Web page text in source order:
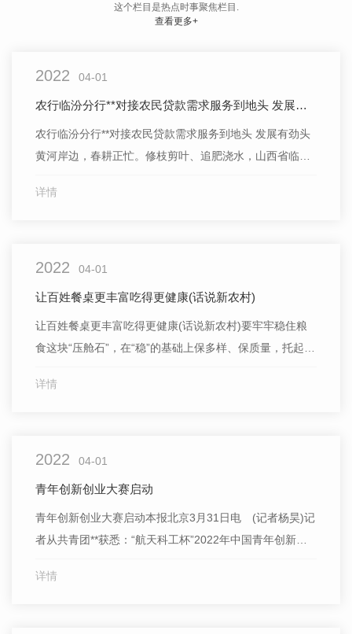
这个栏目是热点时事聚焦栏目.
查看更多+
2022 04-01
农行临汾分行**对接农民贷款需求服务到地头 发展有劲头
农行临汾分行**对接农民贷款需求服务到地头 发展有劲头
黄河岸边，春耕正忙。修枝剪叶、追肥浇水，山西省临汾
错，不少订单提前就来了，只要管得好，丰收有信心。”苹
年资金紧张...
详情
2022 04-01
让百姓餐桌更丰富吃得更健康(话说新农村)
让百姓餐桌更丰富吃得更健康(话说新农村)要牢牢稳住粮
食这块“压舱石”，在“稳”的基础上保多样、保质量，托起百
了野菜尝鲜季，冒嫩芽的树头香椿，沾泥土的林间竹笋，
不到半小...
详情
2022 04-01
青年创新创业大赛启动
青年创新创业大赛启动本报北京3月31日电 (记者杨昊)记
者从共青团**获悉：“航天科工杯”2022年中国青年创新创
动。本届“创青春”活动以“青春喜迎二十大 创新创业赢未
详情